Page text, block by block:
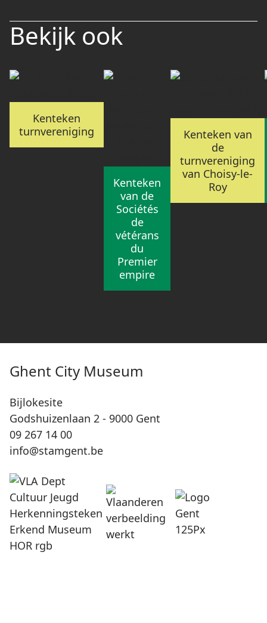
Bekijk ook
Kenteken
turnvereniging
Kenteken
van de
Sociétés
de
vétérans
du
Premier
empire
Kenteken van
de
turnvereniging
van Choisy-le-
Roy
Ghent City Museum
Bijlokesite
Godshuizenlaan 2 - 9000 Gent
09 267 14 00
info@stamgent.be